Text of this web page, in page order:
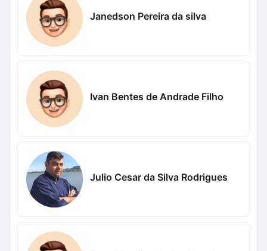
Janedson Pereira da silva
Ivan Bentes de Andrade Filho
Julio Cesar da Silva Rodrigues